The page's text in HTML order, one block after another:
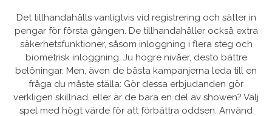
Det tillhandahålls vanligtvis vid registrering och sätter in
pengar för första gången. De tillhandahåller också extra
säkerhetsfunktioner, såsom inloggning i flera steg och
biometrisk inloggning. Ju högre nivåer, desto bättre
belöningar. Men, även de bästa kampanjerna leda till en
fråga du måste ställa: Gör dessa erbjudanden gör
verkligen skillnad, eller är de bara en del av showen? Välj
spel med högt värde för att förbättra oddsen. Använd